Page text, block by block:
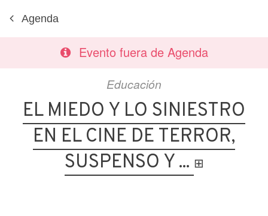
Agenda
Evento fuera de Agenda
Educación
EL MIEDO Y LO SINIESTRO
EN EL CINE DE TERROR,
SUSPENSO Y ... ⊞